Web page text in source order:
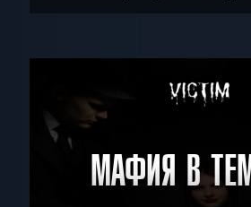
МАФИЯ В